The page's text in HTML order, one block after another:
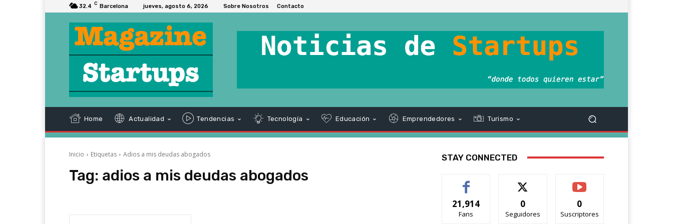
32.4 C Barcelona jueves, agosto 6, 2026 Sobre Nosotros Contacto
Home Actualidad Tendencias Tecnología Educación Emprendedores Turismo
Inicio Etiquetas Adios a mis deudas abogados
Tag: adios a mis deudas abogados
STAY CONNECTED
21,914
Fans
0
Seguidores
0
Suscriptores